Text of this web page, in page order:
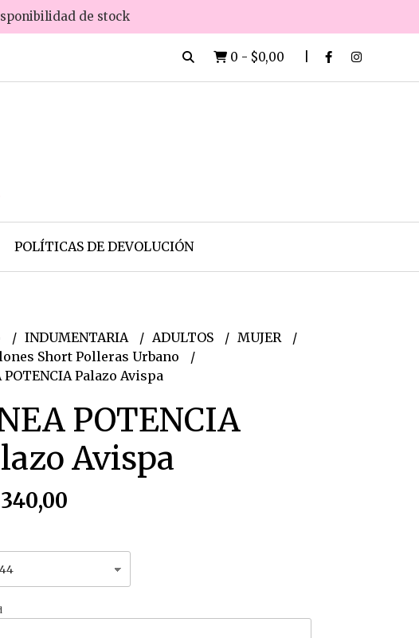
de stock
0 - $0,00
POLÍTICAS DE DEVOLUCIÓN
INDUMENTARIA ADULTOS
MUJER
Short Polleras Urbano
POTENCIA Palazo Avispa
POTENCIA
Avispa